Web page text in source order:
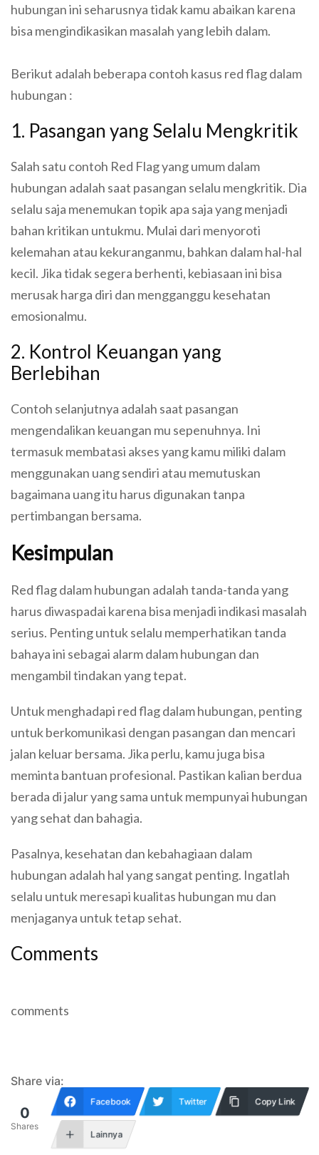
hubungan ini seharusnya tidak kamu abaikan karena
bisa mengindikasikan masalah yang lebih dalam.
Berikut adalah beberapa contoh kasus red flag dalam
hubungan :
1. Pasangan yang Selalu Mengkritik
Salah satu contoh Red Flag yang umum dalam
hubungan adalah saat pasangan selalu mengkritik. Dia
selalu saja menemukan topik apa saja yang menjadi
bahan kritikan untukmu. Mulai dari menyoroti
kelemahan atau kekuranganmu, bahkan dalam hal-hal
kecil. Jika tidak segera berhenti, kebiasaan ini bisa
merusak harga diri dan mengganggu kesehatan
emosionalmu.
2. Kontrol Keuangan yang
Berlebihan
Contoh selanjutnya adalah saat pasangan
mengendalikan keuangan mu sepenuhnya. Ini
termasuk membatasi akses yang kamu miliki dalam
menggunakan uang sendiri atau memutuskan
bagaimana uang itu harus digunakan tanpa
pertimbangan bersama.
Kesimpulan
Red flag dalam hubungan adalah tanda-tanda yang
harus diwaspadai karena bisa menjadi indikasi masalah
serius. Penting untuk selalu memperhatikan tanda
bahaya ini sebagai alarm dalam hubungan dan
mengambil tindakan yang tepat.
Untuk menghadapi red flag dalam hubungan, penting
untuk berkomunikasi dengan pasangan dan mencari
jalan keluar bersama. Jika perlu, kamu juga bisa
meminta bantuan profesional. Pastikan kalian berdua
berada di jalur yang sama untuk mempunyai hubungan
yang sehat dan bahagia.
Pasalnya, kesehatan dan kebahagiaan dalam
hubungan adalah hal yang sangat penting. Ingatlah
selalu untuk meresapi kualitas hubungan mu dan
menjaganya untuk tetap sehat.
Comments
comments
Share via:
0
Shares
Facebook Twitter Copy Link
Lainnya